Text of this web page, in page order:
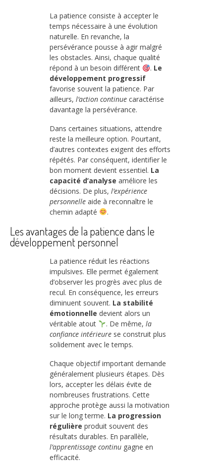
La patience consiste à accepter le
temps nécessaire à une évolution
naturelle. En revanche, la
persévérance pousse à agir malgré
les obstacles. Ainsi, chaque qualité
répond à un besoin différent
. Le
développement progressif
favorise souvent la patience. Par
ailleurs, l’action continue caractérise
davantage la persévérance.
Dans certaines situations, attendre
reste la meilleure option. Pourtant,
d’autres contextes exigent des efforts
répétés. Par conséquent, identifier le
bon moment devient essentiel. La
capacité d’analyse améliore les
décisions. De plus, l’expérience
personnelle aide à reconnaître le
chemin adapté
.
Les avantages de la patience dans le
développement personnel
La patience réduit les réactions
impulsives. Elle permet également
d’observer les progrès avec plus de
recul. En conséquence, les erreurs
diminuent souvent. La stabilité
émotionnelle devient alors un
véritable atout
. De même, la
confiance intérieure se construit plus
solidement avec le temps.
Chaque objectif important demande
généralement plusieurs étapes. Dès
lors, accepter les délais évite de
nombreuses frustrations. Cette
approche protège aussi la motivation
sur le long terme. La progression
régulière produit souvent des
résultats durables. En parallèle,
l’apprentissage continu gagne en
efficacité.